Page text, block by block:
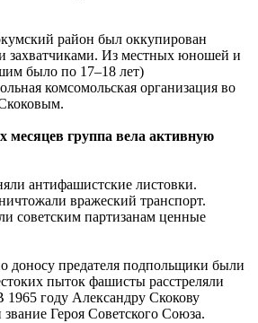
район был оккупирован
захватчиками. Из местных юношей и
было по 17–18 лет)
комсомольская организация во
месяцев группа вела активную
антифашистские листовки.
вражеский транспорт.
советским партизанам ценные
доносу предателя подпольщики были
пыток фашисты расстреляли
году Александру Скокову
Героя Советского Союза.